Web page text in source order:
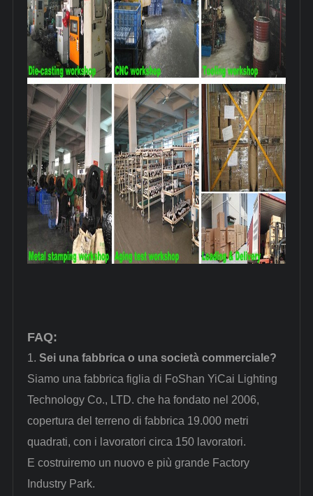
FAQ:
1. Sei una fabbrica o una società commerciale?
Siamo una fabbrica figlia di FoShan YiCai Lighting
Technology Co., LTD. che ha fondato nel 2006,
copertura del terreno di fabbrica 19.000 metri
quadrati, con i lavoratori circa 150 lavoratori.
E costruiremo un nuovo e più grande Factory
Industry Park.